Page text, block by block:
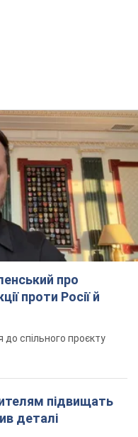
про
проти Росії й
спільного проєкту
підвищать
деталі